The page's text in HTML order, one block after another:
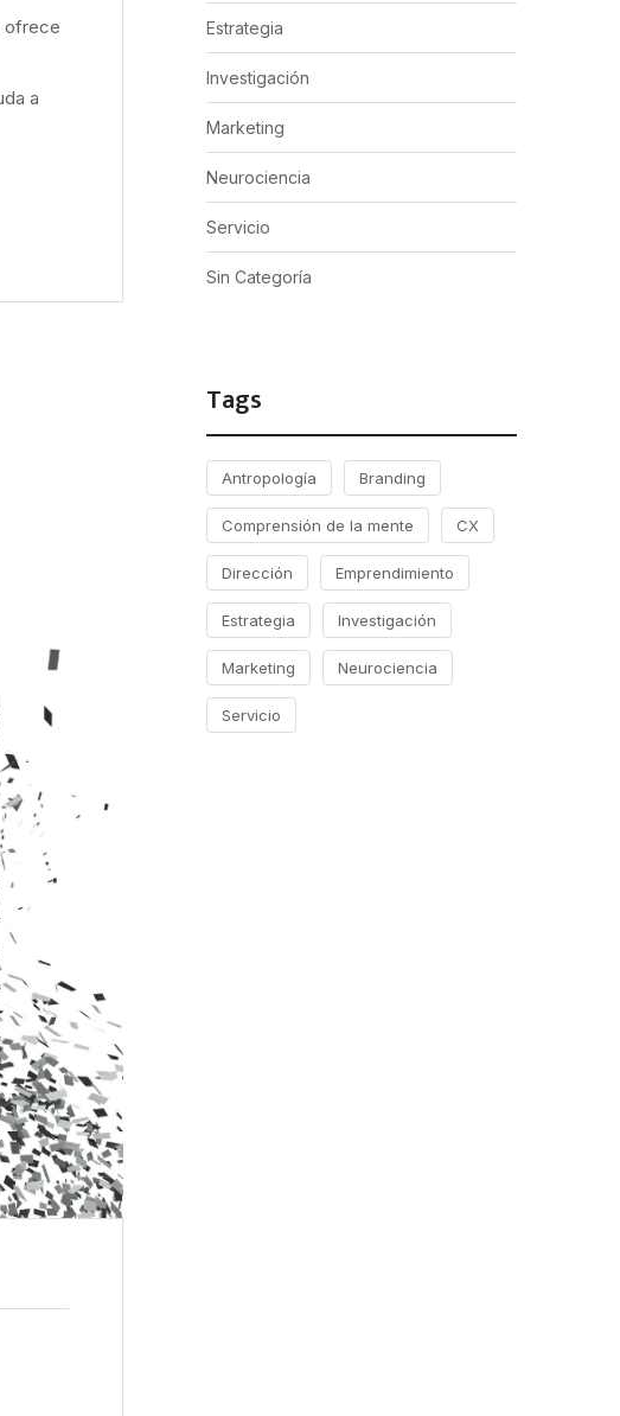
ofrece
a
Estrategia
Investigación
Marketing
Neurociencia
Servicio
Sin Categoría
Tags
Antropología Branding
Comprensión de la mente CX
Dirección Emprendimiento
Estrategia Investigación
Marketing Neurociencia
Servicio